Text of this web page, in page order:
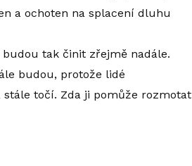
a ochoten na splacení dluhu
tak činit zřejmě nadále.
budou, protože lidé
točí. Zda ji pomůže rozmotat